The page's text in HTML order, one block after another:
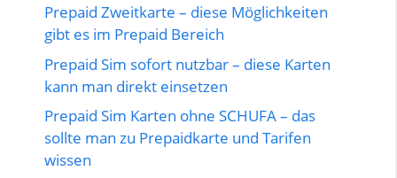
Prepaid Zweitkarte – diese Möglichkeiten
gibt es im Prepaid Bereich
Prepaid Sim sofort nutzbar – diese Karten
kann man direkt einsetzen
Prepaid Sim Karten ohne SCHUFA – das
sollte man zu Prepaidkarte und Tarifen
wissen